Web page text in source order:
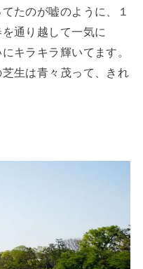
たのが嘘のように、１
通り越して一気に
キラキラ輝いてます。
生は青々茂って、きれ